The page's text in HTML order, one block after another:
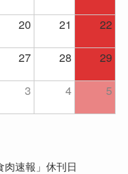
20 21
22
27 28
29
3 4 5
速報」休刊日